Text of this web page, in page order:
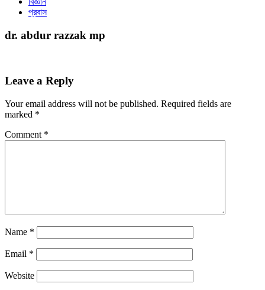
প্রবাস
dr. abdur razzak mp
Leave a Reply
Your email address will not be published. Required fields are
marked *
Comment *
Name *
Email *
Website